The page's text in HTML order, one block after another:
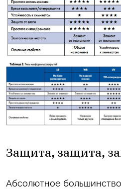
Защита, защита,
Абсолютное